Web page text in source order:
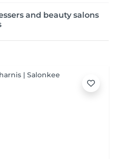
and beauty salons